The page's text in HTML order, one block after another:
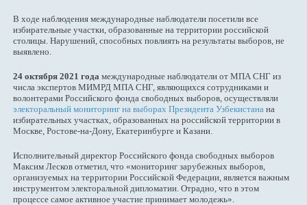
В ходе наблюдения международные наблюдатели посетили все
избирательные участки, образованные на территории российской
столицы. Нарушений, способных повлиять на результаты выборов, не
выявлено.
24 октября 2021 года международные наблюдатели от МПА СНГ из
числа экспертов МИМРД МПА СНГ, являющихся сотрудниками и
волонтерами Российского фонда свободных выборов, осуществляли
электоральный мониторинг на выборах Президента Узбекистана на
избирательных участках, образованных на российской территории в
Москве, Ростове-на-Дону, Екатеринбурге и Казани.
Исполнительный директор Российского фонда свободных выборов
Максим Лесков отметил, что «мониторинг зарубежных выборов,
организуемых на территории Российской Федерации, является важным
инструментом электоральной дипломатии. Отрадно, что в этом
процессе самое активное участие принимает молодежь».